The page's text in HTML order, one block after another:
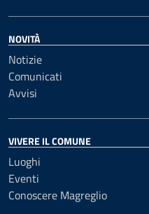
NOVITÀ
Notizie
Comunicati
Avvisi
VIVERE IL COMUNE
Luoghi
Eventi
Conoscere Magreglio